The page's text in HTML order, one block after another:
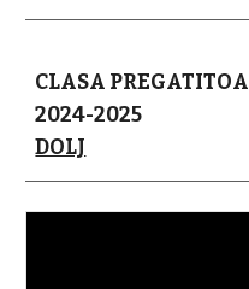
CLASA
2024-2025
DOLJ